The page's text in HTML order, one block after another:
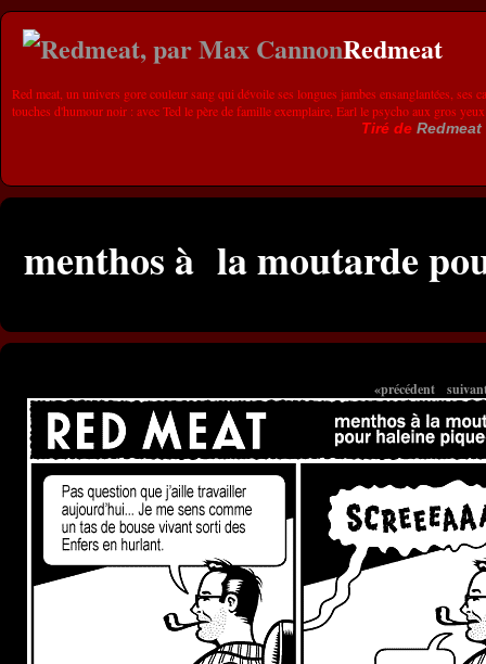
Redmeat
Red meat, un univers gore couleur sang qui dévoile ses longues jambes ensanglantées, ses
touches d'humour noir : avec Ted le père de famille exemplaire, Earl le psycho aux gros
Tiré de Redmeat
menthos à la moutarde
«précédent